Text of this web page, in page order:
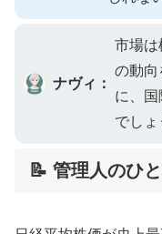
ナヴィ：
市場は
の動向
に、
でしょ
📝 管理人のひ